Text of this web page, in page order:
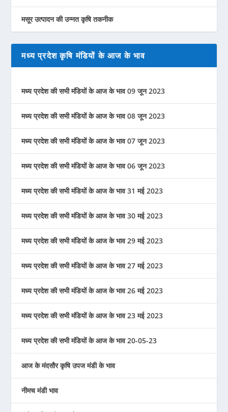
मसूर उत्पादन की उन्नत कृषि तकनीक
मध्य प्रदेश कृषि मंडियों के आज के भाव
मध्य प्रदेश की सभी मंडियों के आज के भाव 09 जून 2023
मध्य प्रदेश की सभी मंडियों के आज के भाव 08 जून 2023
मध्य प्रदेश की सभी मंडियों के आज के भाव 07 जून 2023
मध्य प्रदेश की सभी मंडियों के आज के भाव 06 जून 2023
मध्य प्रदेश की सभी मंडियों के आज के भाव 31 मई 2023
मध्य प्रदेश की सभी मंडियों के आज के भाव 30 मई 2023
मध्य प्रदेश की सभी मंडियों के आज के भाव 29 मई 2023
मध्य प्रदेश की सभी मंडियों के आज के भाव 27 मई 2023
मध्य प्रदेश की सभी मंडियों के आज के भाव 26 मई 2023
मध्य प्रदेश की सभी मंडियों के आज के भाव 23 मई 2023
मध्य प्रदेश की सभी मंडियों के आज के भाव 20-05-23
आज के मंदसौर कृषि उपज मंडी के भाव
नीमच मंडी भाव